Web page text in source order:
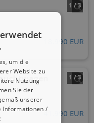
1 / 3
18.990 EUR
1 / 3
41.990 EUR
um die
Website zu
Nutzung
Sie der
unserer
Informationen /